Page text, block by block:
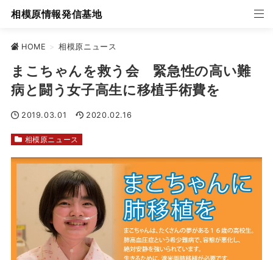
相模原情報発信基地
HOME > 相模原ニュース
まこちゃんを救う会 緊急性の高い難
病と闘う女子高生に移植手術費を
2019.03.01 2020.02.16
相模原ニュース